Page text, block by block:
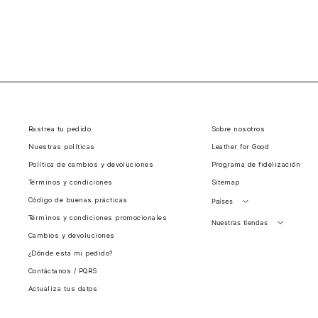
Rastrea tu pedido
Nuestras políticas
Política de cambios y devoluciones
Términos y condiciones
Código de buenas prácticas
Términos y condiciones promocionales
Cambios y devoluciones
¿Dónde esta mi pedido?
Contáctanos / PQRS
Actualiza tus datos
Sobre nosotros
Leather for Good
Programa de fidelización
Sitemap
Países
Perú
Nuestras tiendas